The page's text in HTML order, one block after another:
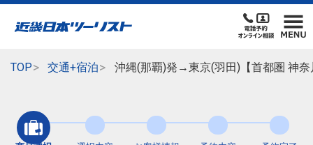
TOP 交通+宿泊 沖縄(那覇)発→東京(羽田)【首都圏 神